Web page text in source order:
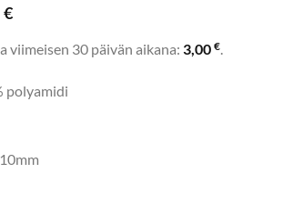
€Nykyinen
on:
3,00 €.
viimeisen 30 päivän aikana: 3,00 €.
polyamidi